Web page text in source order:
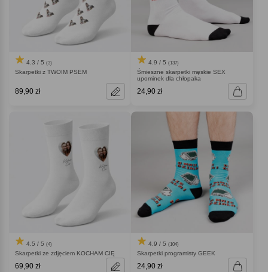
4.3 / 5 (3)
Skarpetki z TWOIM PSEM
89,90 zł
4.9 / 5 (137)
Śmieszne skarpetki męskie SEX
upominek dla chłopaka
24,90 zł
4.5 / 5 (4)
Skarpetki ze zdjęciem KOCHAM CIĘ
69,90 zł
4.9 / 5 (104)
Skarpetki programisty GEEK
24,90 zł